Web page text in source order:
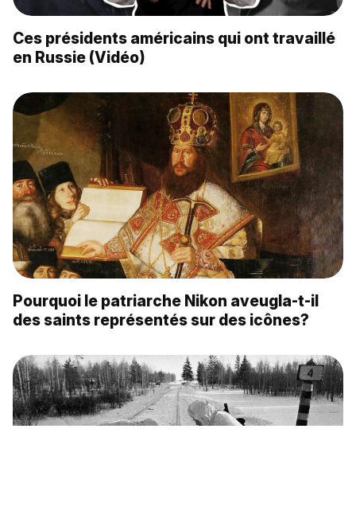
Ces présidents américains qui ont travaillé
en Russie (Vidéo)
Pourquoi le patriarche Nikon aveugla-t-il
des saints représentés sur des icônes?